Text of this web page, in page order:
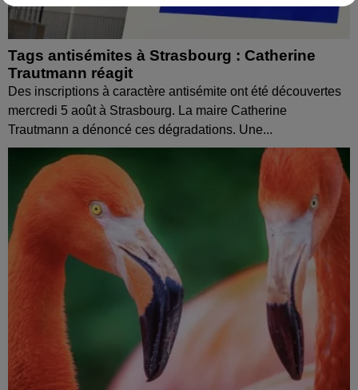
Tags antisémites à Strasbourg : Catherine
Trautmann réagit
Des inscriptions à caractère antisémite ont été découvertes
mercredi 5 août à Strasbourg. La maire Catherine
Trautmann a dénoncé ces dégradations. Une...